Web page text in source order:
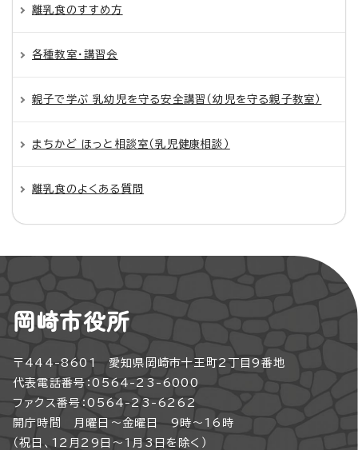
離乳食のすすめ方
各種教室・講習会
親子で学ぶ 乳幼児を守る安全講習（幼児を守る親子教室）
まちかど ほっと相談室（乳児健康相談）
離乳食のよくある質問
岡崎市役所
〒444-8601 愛知県岡崎市十王町2丁目9番地
代表電話番号：0564-23-6000
ファクス番号：0564-23-6262
開庁時間 月曜日～金曜日 9時～16時
（祝日、12月29日～1月3日を除く）